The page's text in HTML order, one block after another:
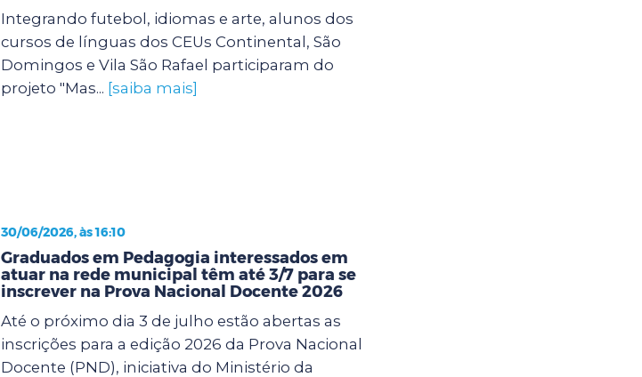
Integrando futebol, idiomas e arte, alunos dos
cursos de línguas dos CEUs Continental, São
Domingos e Vila São Rafael participaram do
projeto "Mas... [saiba mais]
30/06/2026, às 16:10
Graduados em Pedagogia interessados em
atuar na rede municipal têm até 3/7 para se
inscrever na Prova Nacional Docente 2026
Até o próximo dia 3 de julho estão abertas as
inscrições para a edição 2026 da Prova Nacional
Docente (PND), iniciativa do Ministério da